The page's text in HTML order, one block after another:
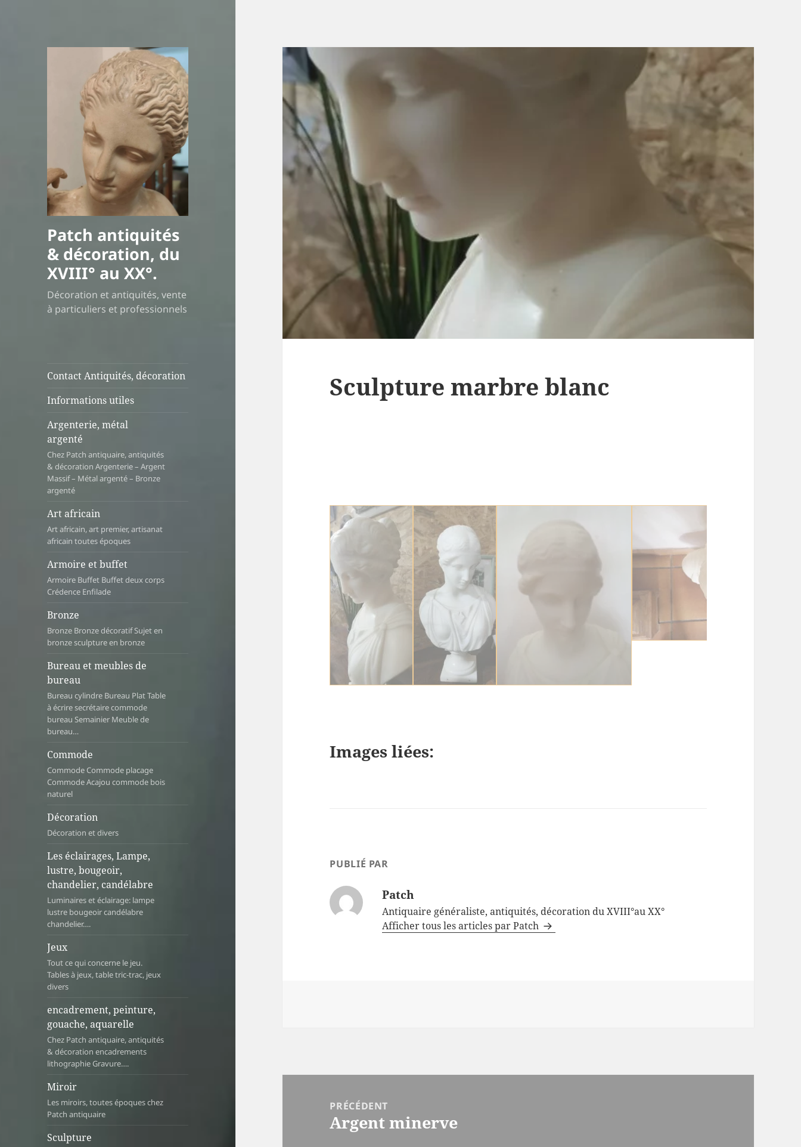
Patch antiquités
& décoration, du
XVIII° au XX°.
Décoration et antiquités, vente
à particuliers et professionnels
Contact Antiquités, décoration
Informations utiles
Argenterie, métal
argenté
Chez Patch antiquaire, antiquités
& décoration Argenterie – Argent
Massif – Métal argenté – Bronze
argenté
Art africain
Art africain, art premier, artisanat
africain toutes époques
Armoire et buffet
Armoire Buffet Buffet deux corps
Crédence Enfilade
Bronze
Bronze Bronze décoratif Sujet en
bronze sculpture en bronze
Bureau et meubles de
bureau
Bureau cylindre Bureau Plat Table
à écrire secrétaire commode
bureau Semainier Meuble de
bureau…
Commode
Commode Commode placage
Commode Acajou commode bois
naturel
Décoration
Décoration et divers
Les éclairages, Lampe,
lustre, bougeoir,
chandelier, candélabre
Luminaires et éclairage: lampe
lustre bougeoir candélabre
chandelier….
Jeux
Tout ce qui concerne le jeu.
Tables à jeux, table tric-trac, jeux
divers
encadrement, peinture,
gouache, aquarelle
Chez Patch antiquaire, antiquités
& décoration encadrements
lithographie Gravure….
Miroir
Les miroirs, toutes époques chez
Patch antiquaire
Sculpture
Sculpture marbre blanc
Images liées:
PUBLIÉ PAR
Patch
Antiquaire généraliste, antiquités, décoration du XVIII°au XX°
Afficher tous les articles par Patch
PRÉCÉDENT
Article
Argent minerve